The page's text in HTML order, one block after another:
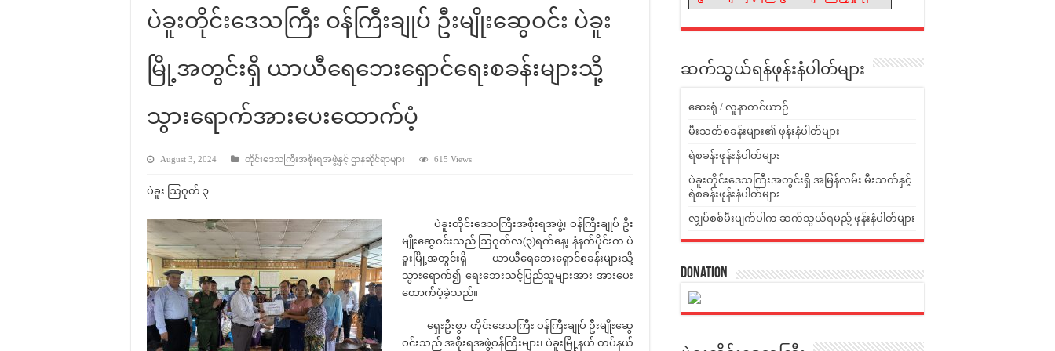
ပဲခူးတိုင်းဒေသကြီး ဝန်ကြီးချုပ် ဦးမျိုးဆွေဝင်း ပဲခူး
မြို့အတွင်းရှိ ယာယီရေဘေးရှောင်ရေးစခန်းများသို့
သွားရောက်အားပေးထောက်ပံ့
August 3, 2024 တိုင်းဒေသကြီးအစိုးရအဖွဲ့နှင့် ဌာနဆိုင်ရာများ 615 Views
ပဲခူး ဩဂုတ် ၃
ပဲခူးတိုင်းဒေသကြီးအစိုးရအဖွဲ့၊ ဝန်ကြီးချုပ် ဦး
မျိုးဆွေဝင်းသည် ဩဂုတ်လ(၃)ရက်နေ့၊ နံနက်ပိုင်းက ပဲ
ခူးမြို့အတွင်းရှိ ယာယီရေဘေးရှောင်စခန်းများသို့
သွားရောက်၍ ရေးဘေးသင့်ပြည်သူများအား အားပေး
ထောက်ပံ့ခဲ့သည်။
ရှေးဦးစွာ တိုင်းဒေသကြီး ဝန်ကြီးချုပ် ဦးမျိုးဆွေ
ဝင်းသည် အစိုးရအဖွဲ့ဝန်ကြီးများ၊ ပဲခူးမြို့နယ် တပ်နယ်
ဆက်သွယ်ရန်ဖုန်းနံပါတ်များ
ဆေးရုံ / လူနာတင်ယာဉ်
မီးသတ်စခန်းများ၏ ဖုန်းနံပါတ်များ
ရဲစခန်းဖုန်းနံပါတ်များ
ပဲခူးတိုင်းဒေသကြီးအတွင်းရှိ အမြန်လမ်း မီးသတ်နှင့်
ရဲစခန်းဖုန်းနံပါတ်များ
လျှပ်စစ်မီးပျက်ပါက ဆက်သွယ်ရမည့် ဖုန်းနံပါတ်များ
Donation